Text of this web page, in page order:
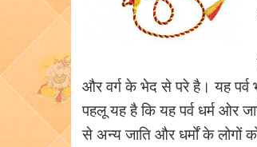
और वर्ग के भेद से परे है। यह पर्व
पहलू यह है कि यह पर्व धर्म ओर
से अन्य जाति और धर्मों के लोगों